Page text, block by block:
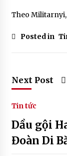
Theo Militarnyi,
Posted in
Next Post
Tin tức
Dầu gội
Đoàn Di